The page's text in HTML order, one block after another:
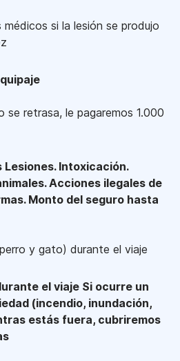
si la lesión se produjo
se retrasa, le pagaremos 1.000
Lesiones. Intoxicación.
Acciones ilegales de
Monto del seguro hasta
y gato) durante el viaje
el viaje Si ocurre un
(incendio, inundación,
estás fuera, cubriremos